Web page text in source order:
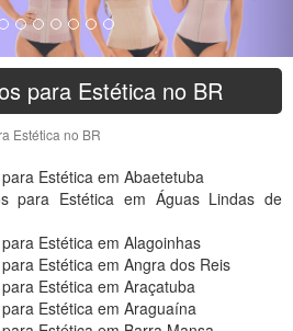
para Estética no BR
Estética no BR
Estética em Abaetetuba
para Estética em Águas Lindas de
Estética em Alagoinhas
Estética em Angra dos Reis
Estética em Araçatuba
Estética em Araguaína